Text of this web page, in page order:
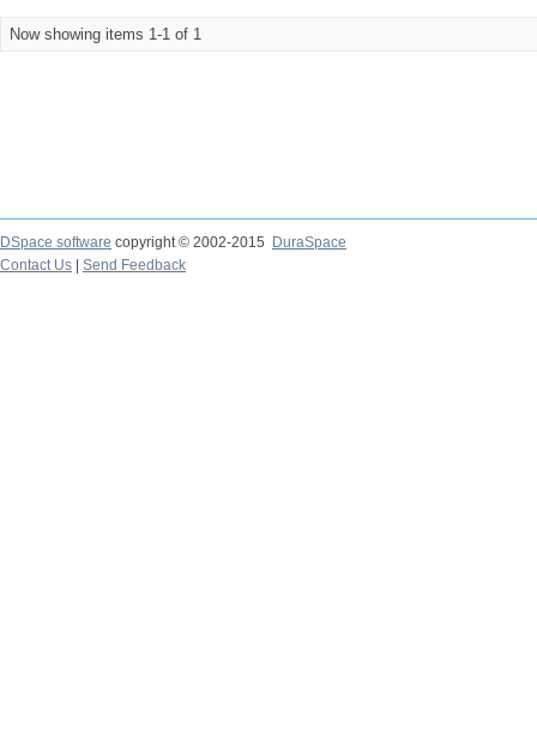
Now showing items 1-1 of 1
DSpace software copyright © 2002-2015
DuraSpace
Contact Us
Send Feedback